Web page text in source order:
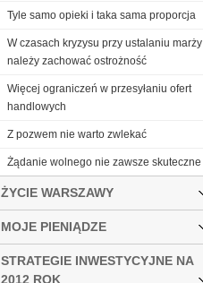
Tyle samo opieki i taka sama proporcja
W czasach kryzysu przy ustalaniu marży
należy zachować ostrożność
Więcej ograniczeń w przesyłaniu ofert
handlowych
Z pozwem nie warto zwlekać
Żądanie wolnego nie zawsze skuteczne
ŻYCIE WARSZAWY
MOJE PIENIĄDZE
STRATEGIE INWESTYCYJNE NA
2012 ROK